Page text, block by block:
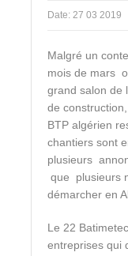
Date: 27 03 2019
Malgré un
mois de mars
grand salon de
de
BTP algérien
chantiers sont
plusieurs
que plusieurs
démarcher en
Le 22
entreprises qui